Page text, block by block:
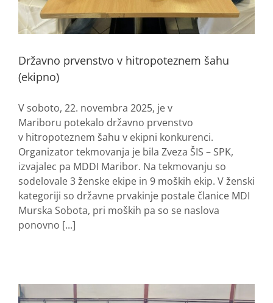
Državno prvenstvo v hitropoteznem šahu
(ekipno)
V soboto, 22. novembra 2025, je v
Mariboru potekalo državno prvenstvo
v hitropoteznem šahu v ekipni konkurenci.
Organizator tekmovanja je bila Zveza ŠIS – SPK,
izvajalec pa MDDI Maribor. Na tekmovanju so
sodelovale 3 ženske ekipe in 9 moških ekip. V ženski
kategoriji so državne prvakinje postale članice MDI
Murska Sobota, pri moških pa so se naslova
ponovno [...]